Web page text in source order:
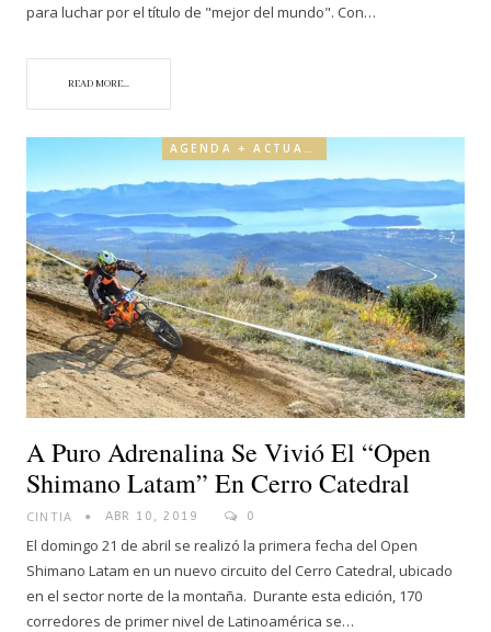
para luchar por el título de "mejor del mundo". Con…
READ MORE...
A Puro Adrenalina Se Vivió El “Open
Shimano Latam” En Cerro Catedral
CINTIA ABR 10, 2019 0
El domingo 21 de abril se realizó la primera fecha del Open
Shimano Latam en un nuevo circuito del Cerro Catedral, ubicado
en el sector norte de la montaña. Durante esta edición, 170
corredores de primer nivel de Latinoamérica se…